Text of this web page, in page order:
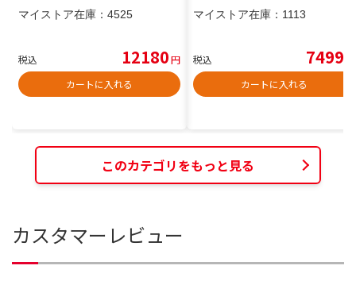
マイストア在庫： 4525
税込 12180円
カートに入れる
マイストア在庫： 1113
税込 7499
カートに入れる
このカテゴリをもっと見る
カスタマーレビュー